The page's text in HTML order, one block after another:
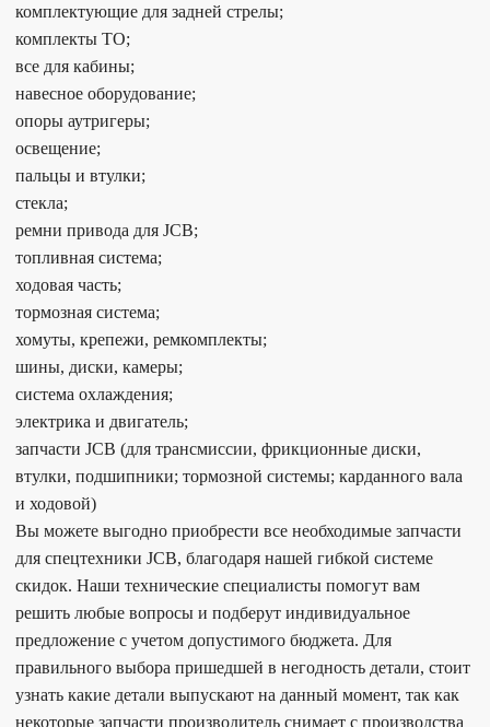
комплектующие для задней стрелы;
комплекты ТО;
все для кабины;
навесное оборудование;
опоры аутригеры;
освещение;
пальцы и втулки;
стекла;
ремни привода для JCB;
топливная система;
ходовая часть;
тормозная система;
хомуты, крепежи, ремкомплекты;
шины, диски, камеры;
система охлаждения;
электрика и двигатель;
запчасти JCB (для трансмиссии, фрикционные диски,
втулки, подшипники; тормозной системы; карданного вала
и ходовой)
Вы можете выгодно приобрести все необходимые запчасти
для спецтехники JCB, благодаря нашей гибкой системе
скидок. Наши технические специалисты помогут вам
решить любые вопросы и подберут индивидуальное
предложение с учетом допустимого бюджета. Для
правильного выбора пришедшей в негодность детали, стоит
узнать какие детали выпускают на данный момент, так как
некоторые запчасти производитель снимает с производства